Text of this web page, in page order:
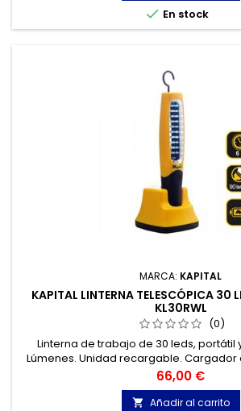
 En stock
MARCA: KAPITAL
KAPITAL LINTERNA TELESCÓPICA 30
KL30RWL
(0)
Linterna de trabajo de 30 leds, portátil
Lúmenes. Unidad recargable. Cargador
Cargador de coche.
Precio
66,00 €
 Añadir al carrito